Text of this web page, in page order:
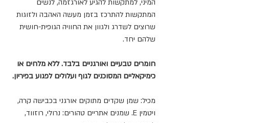
המיני, למתקשות להגיע לאורגזמה, לנשים
המתקשות להתרכז בזמן מעשה האהבה ולזוגות
שרוצים לשדרג ולגוון את החוויה הגופית-חושית
שלהם יחד.
חומרים טבעיים ואורגניים בלבד. ללא מלחים או
כימיקאליים המסוכנים לגוף ועלולים לפגוע בפיריון.
מכיל: שמן שקדים מתוקים אורגני בכבישה קרה,
ויטמין E. שמנים אתריים טהורים: נרולי, רוזווד,